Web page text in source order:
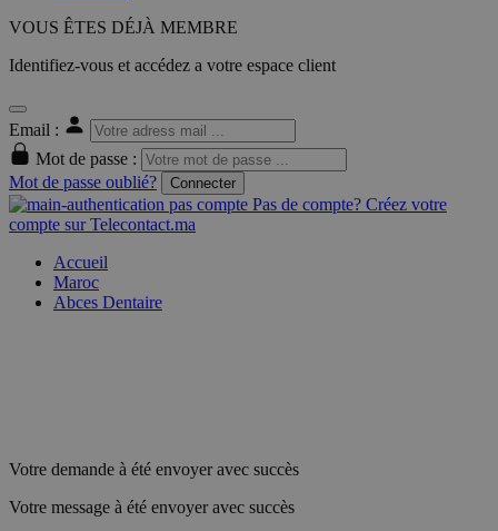
VOUS ÊTES DÉJÀ MEMBRE
Identifiez-vous et accédez a votre espace client
Email :
Mot de passe :
Mot de passe oublié?
Connecter
Pas de compte? Créez votre
compte sur Telecontact.ma
Accueil
Maroc
Abces Dentaire
Votre demande à été envoyer avec succès
Votre message à été envoyer avec succès